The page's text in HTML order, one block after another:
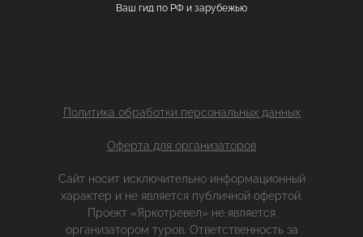
Ваш гид по РФ и зарубежью
Политика обработки персональных данных
Оферта для организаторов
Сайт носит исключительно информационный
характер и не является публичной офертой.
Проект «Яркотревел» не является
организатором туров. Ответственность за